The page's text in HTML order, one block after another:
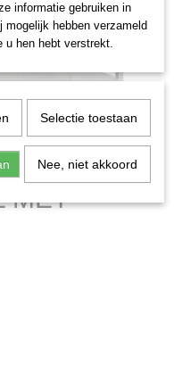
MET
informatie gebruiken in
hebben verzameld
u hen hebt verstrekt.
Selectie toestaan
Nee, niet akkoord